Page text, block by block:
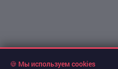
🍪 Мы используем cookies